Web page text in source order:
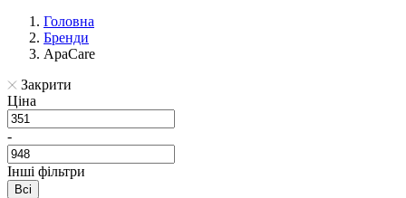
Головна
Бренди
ApaCare
Закрити
Ціна
-
Інші фільтри
Всі